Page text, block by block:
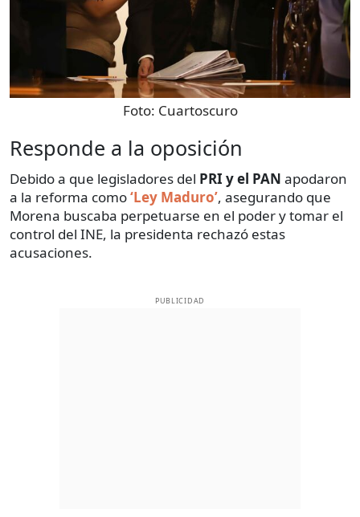
Foto: Cuartoscuro
Responde a la oposición
Debido a que legisladores del PRI y el PAN apodaron
a la reforma como‘Ley Maduro’, asegurando que
Morena buscaba perpetuarse en el poder y tomar el
control del INE, la presidenta rechazó estas
acusaciones.
PUBLICIDAD